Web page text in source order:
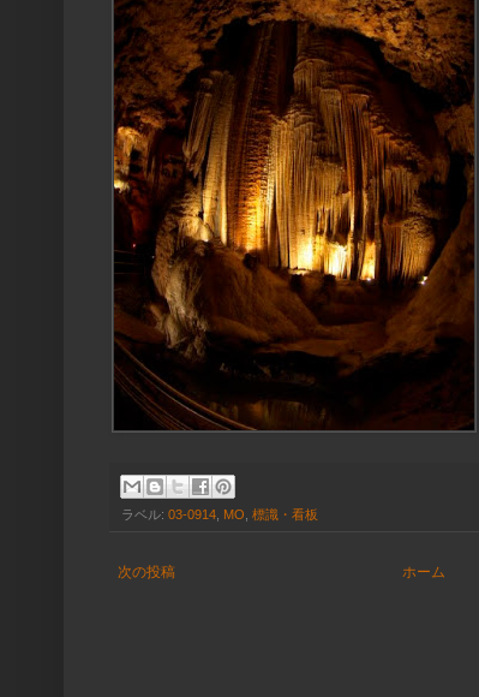
ラベル: 03-0914 MO 標識・看板
次の投稿 ホーム